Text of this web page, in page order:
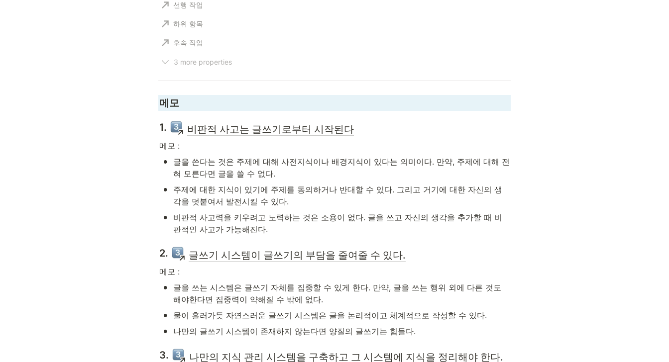
선행 작업
하위 항목
후속 작업
3 more properties
메모
1. 비판적 사고는 글쓰기로부터 시작된다
메모 :
•
글을 쓴다는 것은 주제에 대해 사전지식이나 배경지식이 있다는 의미이다. 만약, 주제에 대해 전
혀 모른다면 글을 쓸 수 없다.
•
주제에 대한 지식이 있기에 주제를 동의하거나 반대할 수 있다. 그리고 거기에 대한 자신의 생
각을 덧붙여서 발전시킬 수 있다.
•
비판적 사고력을 키우려고 노력하는 것은 소용이 없다. 글을 쓰고 자신의 생각을 추가할 때 비
판적인 사고가 가능해진다.
2. 글쓰기 시스템이 글쓰기의 부담을 줄여줄 수 있다.
메모 :
•
글을 쓰는 시스템은 글쓰기 자체를 집중할 수 있게 한다. 만약, 글을 쓰는 행위 외에 다른 것도
해야한다면 집중력이 약해질 수 밖에 없다.
• 물이 흘러가듯 자연스러운 글쓰기 시스템은 글을 논리적이고 체계적으로 작성할 수 있다.
• 나만의 글쓰기 시스템이 존재하지 않는다면 양질의 글쓰기는 힘들다.
3. 나만의 지식 관리 시스템을 구축하고 그 시스템에 지식을 정리해야 한다.